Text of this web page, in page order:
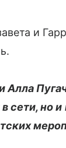
и
Алла
сети, но и